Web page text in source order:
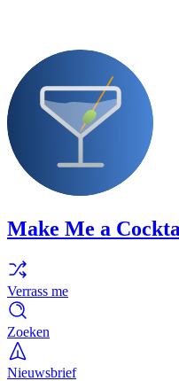
Make Me a
Verrass me
Zoeken
Nieuwsbrief